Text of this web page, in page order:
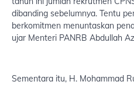
dibanding sebelumnya. Tentu
berkomitmen menuntaskan
ujar Menteri PANRB Abdullah
Sementara itu, H. Mohammad